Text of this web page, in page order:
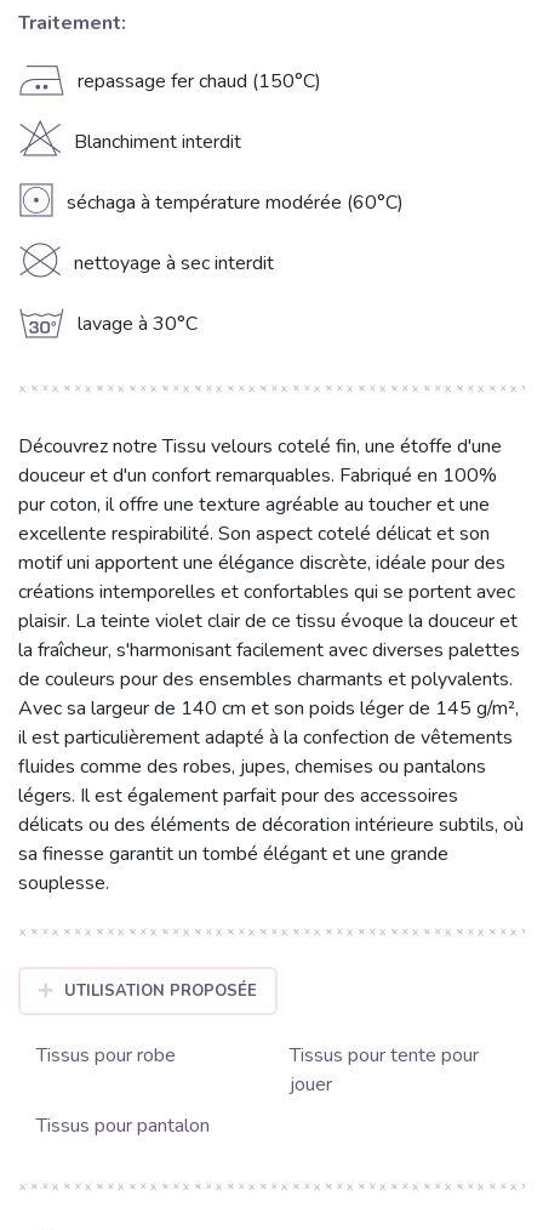
Traitement:
E repassage fer chaud (150°C)
H Blanchiment interdit
V séchaga à température modérée (60°C)
K nettoyage à sec interdit
g lavage à 30°C
Découvrez notre Tissu velours cotelé fin, une étoffe d'une
douceur et d'un confort remarquables. Fabriqué en 100%
pur coton, il offre une texture agréable au toucher et une
excellente respirabilité. Son aspect cotelé délicat et son
motif uni apportent une élégance discrète, idéale pour des
créations intemporelles et confortables qui se portent avec
plaisir. La teinte violet clair de ce tissu évoque la douceur et
la fraîcheur, s'harmonisant facilement avec diverses palettes
de couleurs pour des ensembles charmants et polyvalents.
Avec sa largeur de 140 cm et son poids léger de 145 g/m²,
il est particulièrement adapté à la confection de vêtements
fluides comme des robes, jupes, chemises ou pantalons
légers. Il est également parfait pour des accessoires
délicats ou des éléments de décoration intérieure subtils, où
sa finesse garantit un tombé élégant et une grande
souplesse.
UTILISATION PROPOSÉE
Tissus pour robe
Tissus pour tente pour
jouer
Tissus pour pantalon